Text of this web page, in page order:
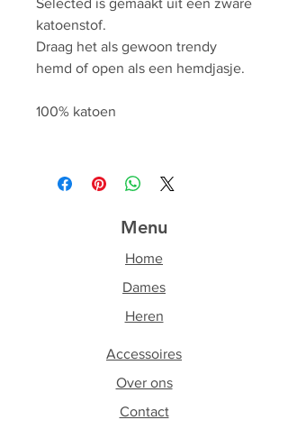
Selected is gemaakt uit een zware
katoenstof.
Draag het als gewoon trendy
hemd of open als een hemdjasje.
100% katoen
Menu
Home
Dames
Heren
Accessoires
Over ons
Contact